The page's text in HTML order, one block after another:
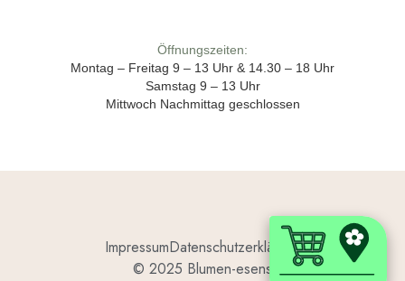
Öffnungszeiten:
Montag – Freitag 9 – 13 Uhr & 14.30 – 18 Uhr
Samstag 9 – 13 Uhr
Mittwoch Nachmittag geschlossen
ImpressumDatenschutzerklärung
© 2025 Blumen-esens